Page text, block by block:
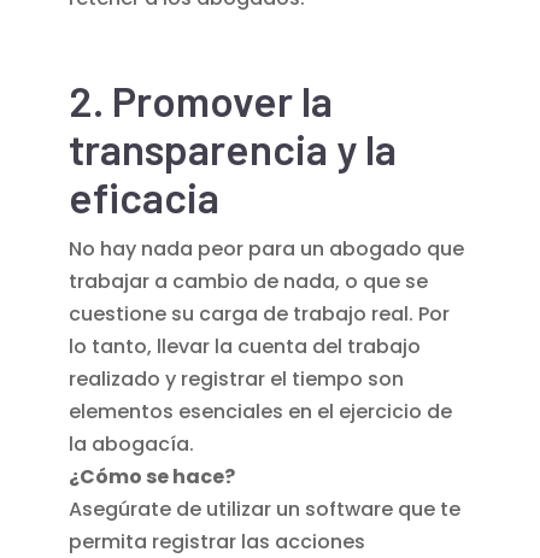
2. Promover la
transparencia y la
eficacia
No hay nada peor para un abogado que
trabajar a cambio de nada, o que se
cuestione su carga de trabajo real. Por
lo tanto, llevar la cuenta del trabajo
realizado y registrar el tiempo son
elementos esenciales en el ejercicio de
la abogacía.
¿Cómo se hace?
Asegúrate de utilizar un software que te
permita registrar las acciones